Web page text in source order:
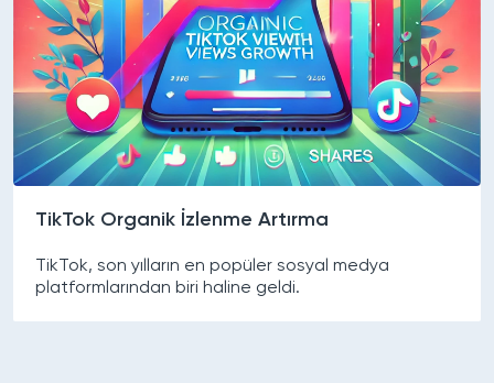
TikTok Organik İzlenme Artırma
TikTok, son yılların en popüler sosyal medya
platformlarından biri haline geldi.